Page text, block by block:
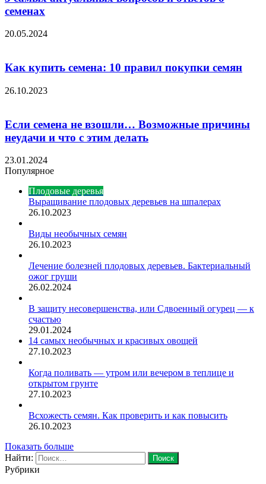
семенах
20.05.2024
Как купить семена: 10 правил покупки семян
26.10.2023
Если семена не взошли… Возможные причины
неудачи и что с этим делать
23.01.2024
Популярное
Плодовые деревья
Выращивание плодовых деревьев на шпалерах
26.10.2023
Виды необычных семян
26.10.2023
Лечение болезней плодовых деревьев. Бактериальный
ожог груши
26.02.2024
В защиту несовершенства, или Сдвоенный огурец — к
счастью
29.01.2024
14 самых необычных и красивых овощей
27.10.2023
Когда поливать — утром или вечером в теплице и
открытом грунте
27.10.2023
Всхожесть семян. Как проверить и как повысить
26.10.2023
Показать больше
Найти:
Рубрики